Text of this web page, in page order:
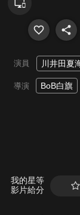
演員 川井田夏
導演 BoB白旗
我的星等
影片給分